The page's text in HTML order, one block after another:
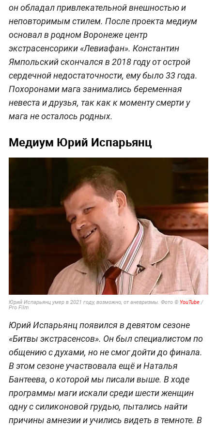
он обладал привлекательной внешностью и
неповторимым стилем. После проекта медиум
основал в родном Воронеже центр
экстрасенсорики «Левиафан». Константин
Ямпольский скончался в 2018 году от острой
сердечной недостаточности, ему было 33 года.
Похоронами мага занимались беременная
невеста и друзья, так как к моменту смерти у
мага не осталось родных.
Медиум Юрий Испарьянц
Юрий Испарьянц умер в 2021 году, возможно, от аневризмы. Фото © YouTube/
Pro Film
Юрий Испарьянц появился в девятом сезоне
«Битвы экстрасенсов». Он был специалистом по
общению с духами, но не смог дойти до финала.
В этом сезоне участвовала ещё и Наталья
Бантеева, о которой мы писали выше. В ходе
программы маги искали среди шести женщин
одну с силиконовой грудью, пытались найти
причины амнезии и учились видеть в темноте. В